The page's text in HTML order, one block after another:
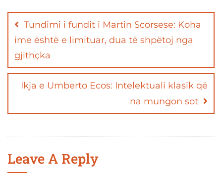
navigation
Tundimi i fundit i Martin Scorsese: Koha
ime është e limituar, dua të shpëtoj nga
gjithçka
Ikja e Umberto Ecos: Intelektuali klasik që
na mungon sot
Leave A Reply